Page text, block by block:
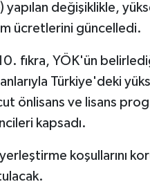
değişiklikle,
ücretlerini güncelledi.
fıkra, YÖK'ün
Türkiye'deki
önlisans ve lisans
kapsadı.
koşullarını